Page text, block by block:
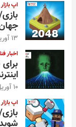
اپ بازار
13 آوریل 2024
اخبار
10 آوریل 2024
اپ بازار